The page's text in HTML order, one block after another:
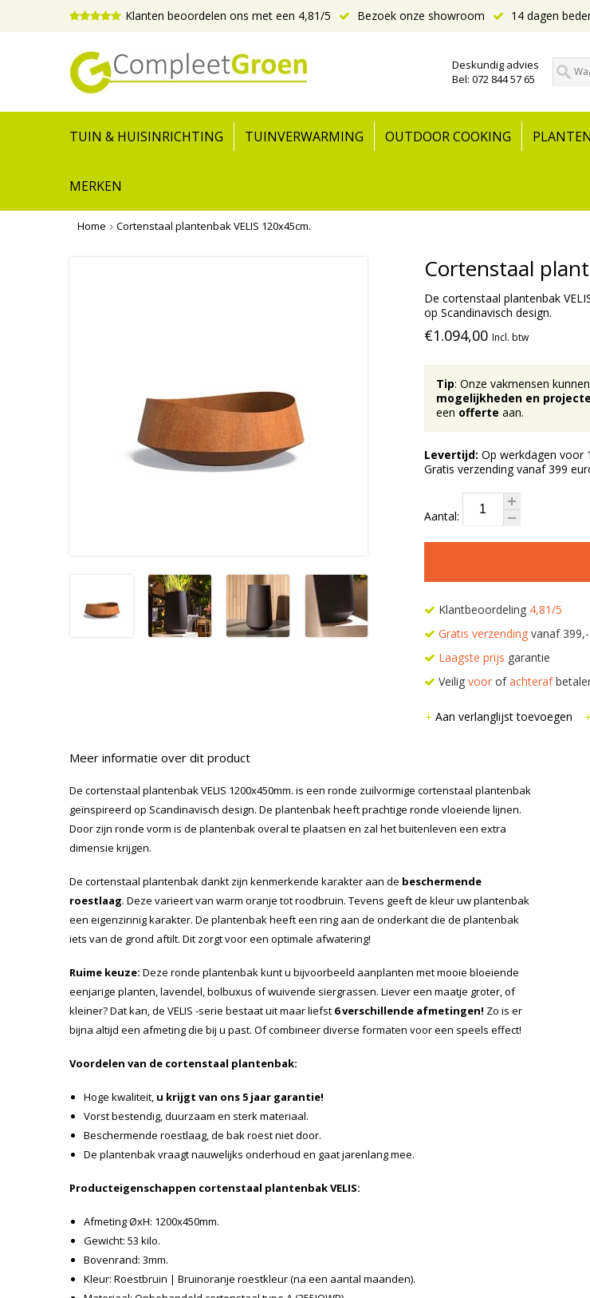
Klanten beoordelen ons met een 4,81/5 Bezoek onze showroom 14 dagen
Deskundig advies
Bel: 072 844 57 65
TUIN & HUISINRICHTING TUINVERWARMING OUTDOOR COOKING
MERKEN
Home Cortenstaal plantenbak VELIS 120x45cm.
Cortenstaal
De cortenstaal plantenbak
op Scandinavisch design.
€1.094,00 Incl. btw
Tip: Onze vakmensen
mogelijkheden en
een offerte aan.
Levertijd: Op werkdagen voor
Gratis verzending vanaf 399
Aantal:
Klantbeoordeling 4,81/5
Gratis verzendingvanaf
Laagste prijs garantie
Veilig voorofachteraf
Aan verlanglijst toevoegen
Meer informatie over dit product
De cortenstaal plantenbak VELIS 1200x450mm. is een ronde zuilvormige cortenstaal plantenbak
geïnspireerd op Scandinavisch design. De plantenbak heeft prachtige ronde vloeiende lijnen.
Door zijn ronde vorm is de plantenbak overal te plaatsen en zal het buitenleven een extra
dimensie krijgen.
De cortenstaal plantenbak dankt zijn kenmerkende karakter aan de beschermende
roestlaag. Deze varieert van warm oranje tot roodbruin. Tevens geeft de kleur uw plantenbak
een eigenzinnig karakter. De plantenbak heeft een ring aan de onderkant die de plantenbak
iets van de grond aftilt. Dit zorgt voor een optimale afwatering!
Ruime keuze: Deze ronde plantenbak kunt u bijvoorbeeld aanplanten met mooie bloeiende
eenjarige planten, lavendel, bolbuxus of wuivende siergrassen. Liever een maatje groter, of
kleiner? Dat kan, de VELIS -serie bestaat uit maar liefst 6 verschillende afmetingen! Zo is er
bijna altijd een afmeting die bij u past. Of combineer diverse formaten voor een speels effect!
Voordelen van de cortenstaal plantenbak:
Hoge kwaliteit, u krijgt van ons 5 jaar garantie!
Vorst bestendig, duurzaam en sterk materiaal.
Beschermende roestlaag, de bak roest niet door.
De plantenbak vraagt nauwelijks onderhoud en gaat jarenlang mee.
Producteigenschappen cortenstaal plantenbak VELIS:
Afmeting ØxH: 1200x450mm.
Gewicht: 53 kilo.
Bovenrand: 3mm.
Kleur: Roestbruin | Bruinoranje roestkleur (na een aantal maanden).